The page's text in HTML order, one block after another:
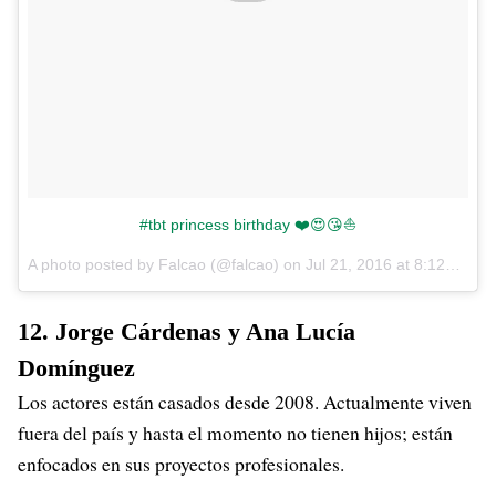
#tbt princess birthday ❤️😍😘⛵️
A photo posted by Falcao (@falcao) on Jul 21, 2016 at 8:12am PDT
12. Jorge Cárdenas y Ana Lucía
Domínguez
Los actores están casados desde 2008. Actualmente viven
fuera del país y hasta el momento no tienen hijos; están
enfocados en sus proyectos profesionales.